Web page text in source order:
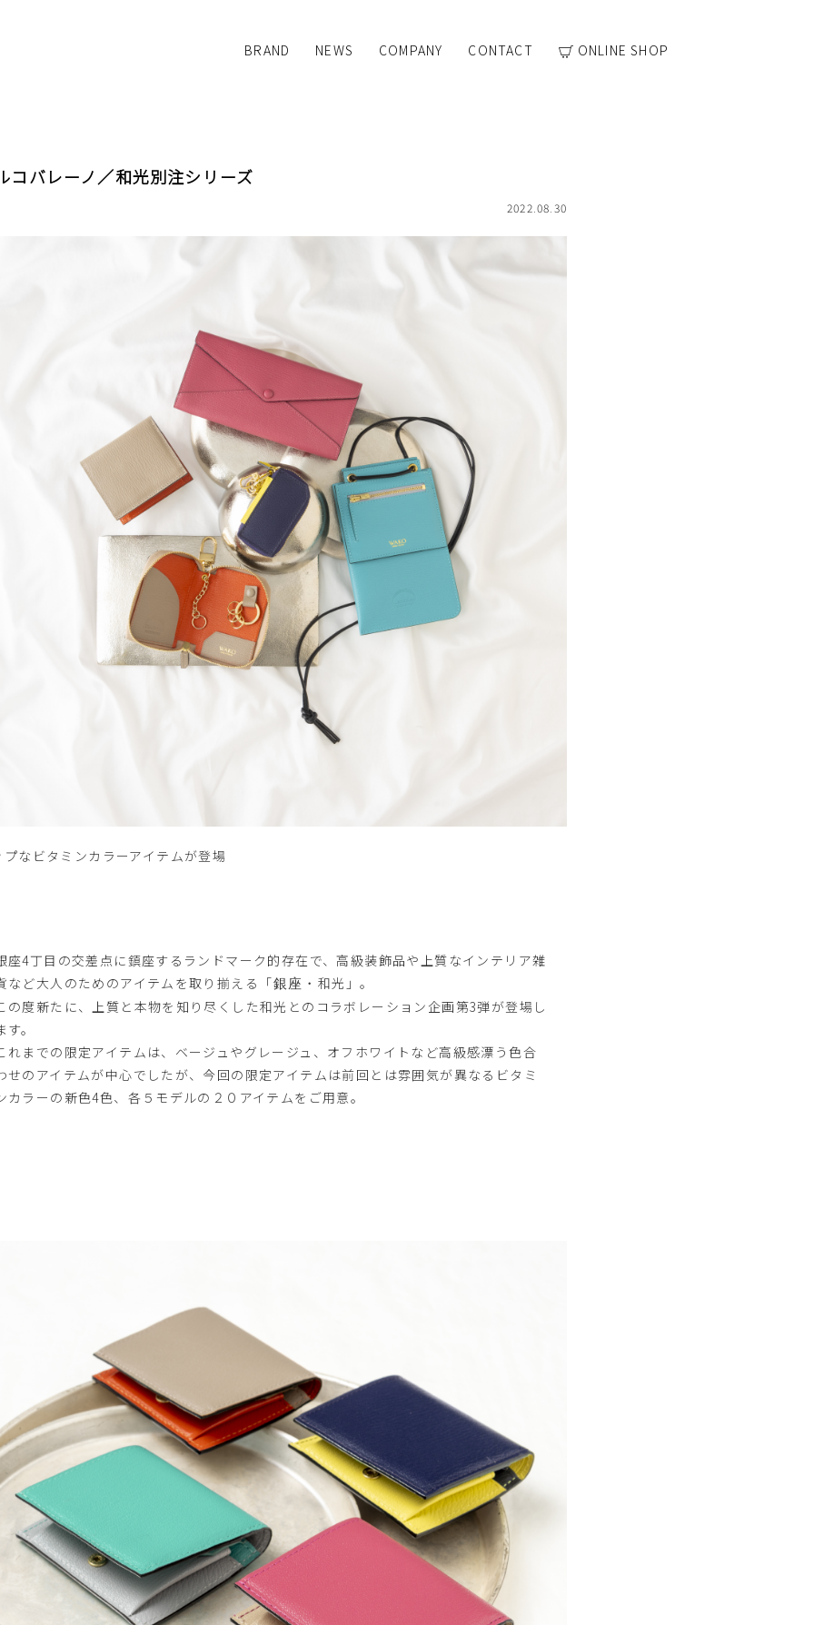
ONLINE SHOP
CONTACT
COMPANY
NEWS
BRAND
コバレーノ／和光別注シリーズ
2022.08.30
プなビタミンカラーアイテムが登場
座4丁目の交差点に鎮座するランドマーク的存在で、高級装飾品や上質なインテリア雑
など大人のためのアイテムを取り揃える「銀座・ 和光」。
の度新たに、上質と本物を知り尽くした和光とのコラボレーション企画第3弾が登場し
す。
れまでの限定アイテムは、ベージュやグレージュ、オフホワイトなど高級感漂う色合
せのアイテムが中心でしたが、今回の限定アイテムは前回とは雰囲気が異なるビタミ
カラーの新色4色、各５モデルの２０アイテムをご用意。